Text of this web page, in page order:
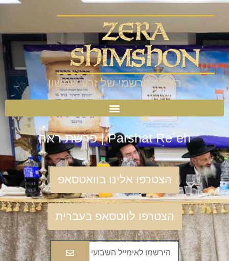
האתר הרשמי של זרע שמשון
Parshat Re´eh | פרשת ראה
הצטרפו אלינו בוואטסאפ
הצטרפו לווטסאפ בעברית